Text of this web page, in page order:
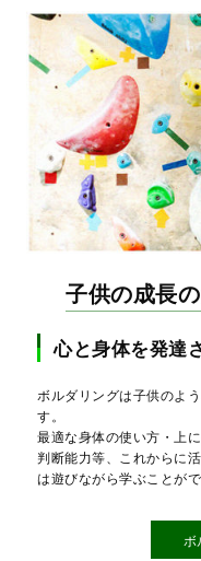
子供の成長
心と身体を発達
ボルダリングは子供のよ
す。
最適な身体の使い方・上
判断能力等、これからに
は遊びながら学ぶことがで